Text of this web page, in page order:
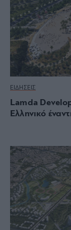
ΕΙΔΗΣΕΙΣ
Lamda
Ελληνικό